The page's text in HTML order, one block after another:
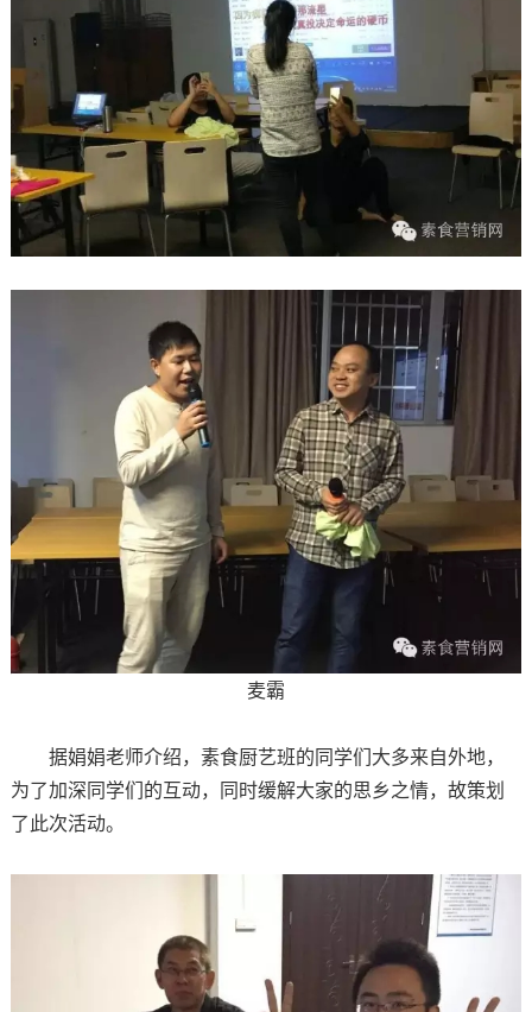
麦霸
据娟娟老师介绍，素食厨艺班的同学们大多来自外地，
为了加深同学们的互动，同时缓解大家的思乡之情，故策划
了此次活动。